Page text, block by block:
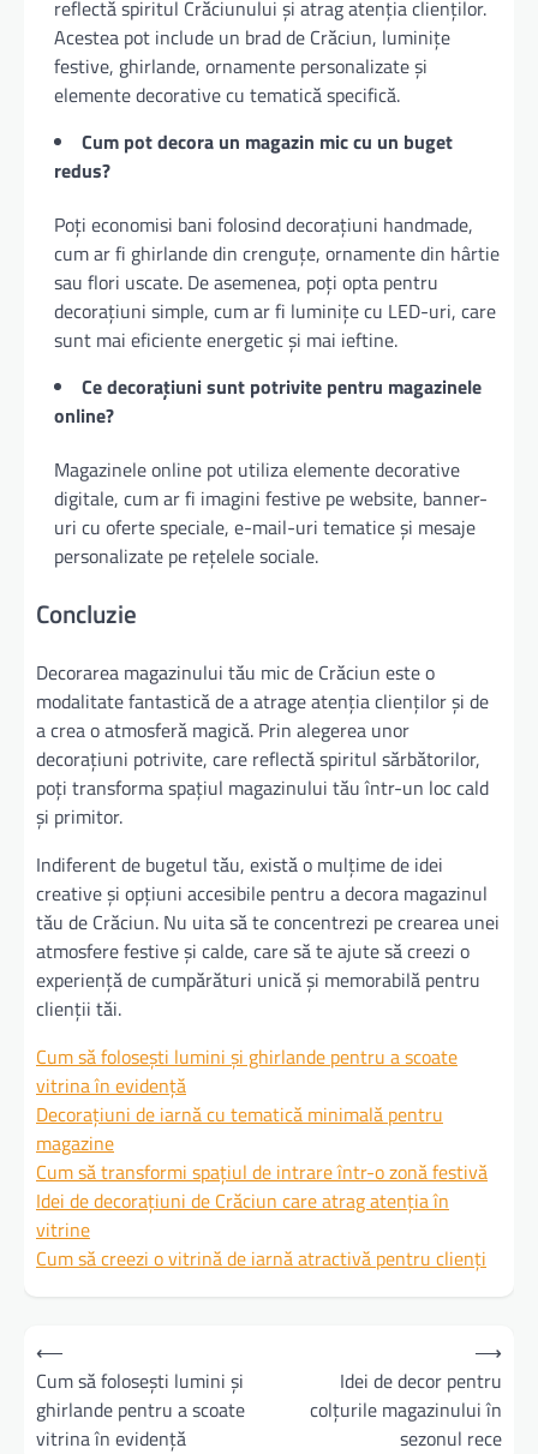
reflectă spiritul Crăciunului și atrag atenția clienților.
Acestea pot include un brad de Crăciun, luminițe
festive, ghirlande, ornamente personalizate și
elemente decorative cu tematică specifică.
Cum pot decora un magazin mic cu un buget
redus?
Poți economisi bani folosind decorațiuni handmade,
cum ar fi ghirlande din crenguțe, ornamente din hârtie
sau flori uscate. De asemenea, poți opta pentru
decorațiuni simple, cum ar fi luminițe cu LED-uri, care
sunt mai eficiente energetic și mai ieftine.
Ce decorațiuni sunt potrivite pentru magazinele
online?
Magazinele online pot utiliza elemente decorative
digitale, cum ar fi imagini festive pe website, banner-
uri cu oferte speciale, e-mail-uri tematice și mesaje
personalizate pe rețelele sociale.
Concluzie
Decorarea magazinului tău mic de Crăciun este o
modalitate fantastică de a atrage atenția clienților și de
a crea o atmosferă magică. Prin alegerea unor
decorațiuni potrivite, care reflectă spiritul sărbătorilor,
poți transforma spațiul magazinului tău într-un loc cald
și primitor.
Indiferent de bugetul tău, există o mulțime de idei
creative și opțiuni accesibile pentru a decora magazinul
tău de Crăciun. Nu uita să te concentrezi pe crearea unei
atmosfere festive și calde, care să te ajute să creezi o
experiență de cumpărături unică și memorabilă pentru
clienții tăi.
Cum să folosești lumini și ghirlande pentru a scoate
vitrina în evidență
Decorațiuni de iarnă cu tematică minimală pentru
magazine
Cum să transformi spațiul de intrare într-o zonă festivă
Idei de decorațiuni de Crăciun care atrag atenția în
vitrine
Cum să creezi o vitrină de iarnă atractivă pentru clienți
Navigare
în
articole
⟵
Cum să folosești lumini și
ghirlande pentru a scoate
vitrina în evidență
Idei de decor pentru
colțurile magazinului în
sezonul rece
⟶